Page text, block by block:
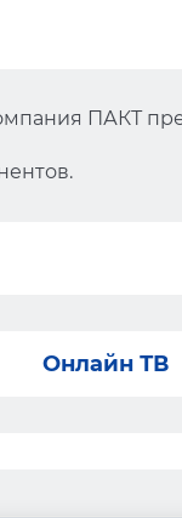
ПАКТ
Онлайн ТВ